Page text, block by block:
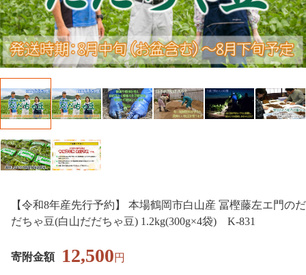
【令和8年産先行予約】 本場鶴岡市白山産 冨樫藤左エ門のだ
だちゃ豆(白山だだちゃ豆) 1.2kg(300g×4袋) K-831
寄附金額 12,500円